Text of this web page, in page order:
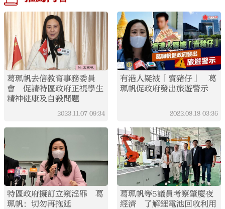
葛珮帆去信教育事務委員
會 促請特區政府正視學生
精神健康及自殺問題
2023.11.07 09:34
有港人疑被「賣豬仔」 葛
珮帆促政府發出旅遊警示
2022.08.18 03:36
特區政府擬訂立窺淫罪 葛
珮帆：切勿再拖延
葛珮帆等5議員考察肇慶夜
經濟 了解鋰電池回收利用